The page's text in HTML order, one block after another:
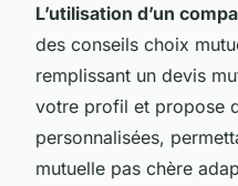
L’utilisation d’un
des conseils choix
remplissant un devis
votre profil et propose
personnalisées,
mutuelle pas chère